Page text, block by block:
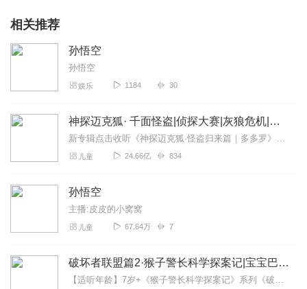
相关推荐
孙悟空
孙悟空
娱乐 1184 30
神探迈克狐· 千面怪盗|侦探大赛|灰狼危机|多多罗
新专辑点击收听《神探迈克狐·怪盗归来篇｜多多罗》！！！>>>点击进入主播橱窗购买《神探迈克狐》系列图书吧!<<<多多罗故事【点击前往】收听多多罗其他好玩有趣的故...
儿童 24.66亿 834
孙悟空
主播:皮皮的小窝窝
儿童 67.64万 7
破坏者联盟篇2·猴子警长科学探案记|宝宝巴士故事
【适听年龄】7岁+《猴子警长科学探案记》系列《破坏者联盟篇1·猴子警长科学探案记》>>>《破坏者联盟篇2·猴子警长科学探案记》>>>《破坏者联盟篇3·猴子警长科...